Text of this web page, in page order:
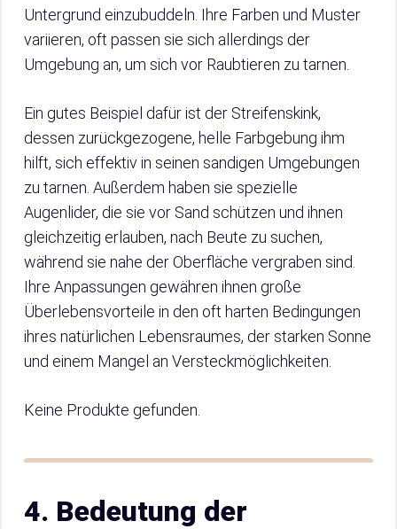
Untergrund einzubuddeln. Ihre Farben und Muster
variieren, oft passen sie sich allerdings der
Umgebung an, um sich vor Raubtieren zu tarnen.
Ein gutes Beispiel dafür ist der Streifenskink,
dessen zurückgezogene, helle Farbgebung ihm
hilft, sich effektiv in seinen sandigen Umgebungen
zu tarnen. Außerdem haben sie spezielle
Augenlider, die sie vor Sand schützen und ihnen
gleichzeitig erlauben, nach Beute zu suchen,
während sie nahe der Oberfläche vergraben sind.
Ihre Anpassungen gewähren ihnen große
Überlebensvorteile in den oft harten Bedingungen
ihres natürlichen Lebensraumes, der starken Sonne
und einem Mangel an Versteckmöglichkeiten.
Keine Produkte gefunden.
4. Bedeutung der